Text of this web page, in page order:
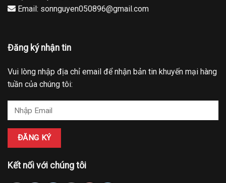
Email: sonnguyen050896@gmail.com
Đăng ký nhận tin
Vui lòng nhập địa chỉ email để nhận bản tin khuyến mại hàng
tuần của chúng tôi:
Kết nối với chúng tôi